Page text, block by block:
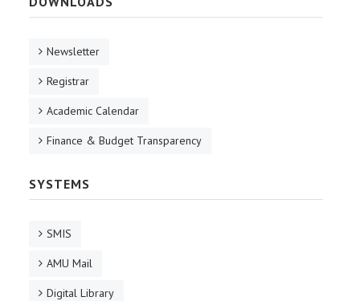
Newsletter
Registrar
Academic Calendar
Finance & Budget Transparency
SYSTEMS
SMIS
AMU Mail
Digital Library